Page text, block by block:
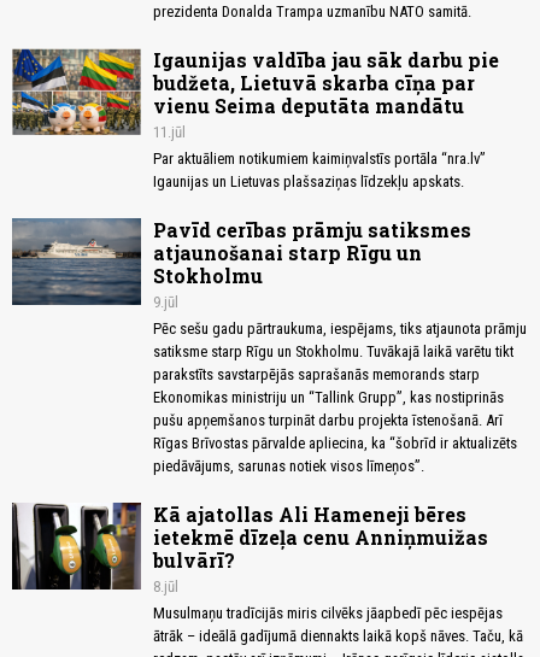
prezidenta Donalda Trampa uzmanību NATO samitā.
Igaunijas valdība jau sāk darbu pie
budžeta, Lietuvā skarba cīņa par
vienu Seima deputāta mandātu
11.jūl
Par aktuāliem notikumiem kaimiņvalstīs portāla “nra.lv”
Igaunijas un Lietuvas plašsaziņas līdzekļu apskats.
Pavīd cerības prāmju satiksmes
atjaunošanai starp Rīgu un
Stokholmu
9.jūl
Pēc sešu gadu pārtraukuma, iespējams, tiks atjaunota prāmju
satiksme starp Rīgu un Stokholmu. Tuvākajā laikā varētu tikt
parakstīts savstarpējās saprašanās memorands starp
Ekonomikas ministriju un “Tallink Grupp”, kas nostiprinās
pušu apņemšanos turpināt darbu projekta īstenošanā. Arī
Rīgas Brīvostas pārvalde apliecina, ka “šobrīd ir aktualizēts
piedāvājums, sarunas notiek visos līmeņos”.
Kā ajatollas Ali Hameneji bēres
ietekmē dīzeļa cenu Anniņmuižas
bulvārī?
8.jūl
Musulmaņu tradīcijās miris cilvēks jāapbedī pēc iespējas
ātrāk – ideālā gadījumā diennakts laikā kopš nāves. Taču, kā